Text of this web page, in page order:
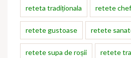
reteta tradiționala retete
retete gustoase retete
retete supa de roșii retete